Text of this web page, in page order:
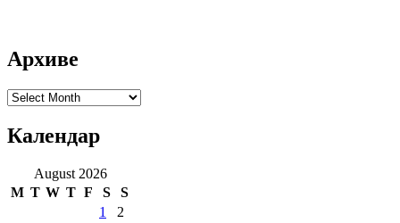
Архиве
Архиве
Календар
August 2026
M T W T F S
S
1
2